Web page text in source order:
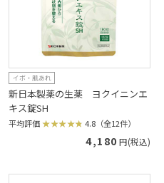
イボ・肌あれ
新日本製薬の生薬 ヨクイニンエ
キス錠SH
平均評価 4.8（全12件）
4,180 円(税込)